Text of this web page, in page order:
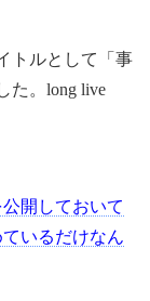
トルとして「事
た。long live
開しておいて
いるだけなん